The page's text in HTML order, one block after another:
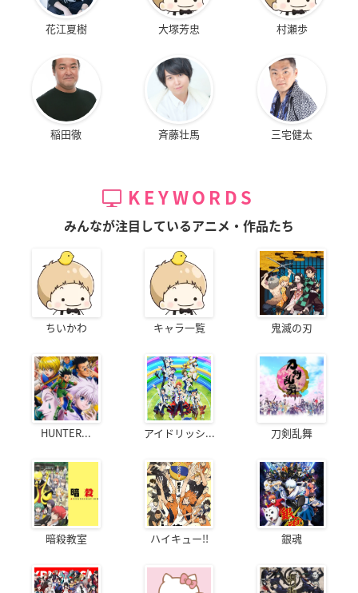
花江夏樹 大塚芳忠 村瀬歩
稲田徹 斉藤壮馬 三宅健太
KEYWORDS
みんなが注目しているアニメ・作品たち
ちいかわ キャラ一覧 鬼滅の刃
HUNTER... アイドリッシ... 刀剣乱舞
暗殺教室 ハイキュー!! 銀魂